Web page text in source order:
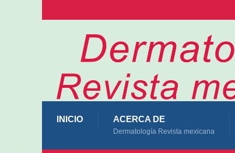
INICIO ACERCA DE
Dermatología Revista mexicana